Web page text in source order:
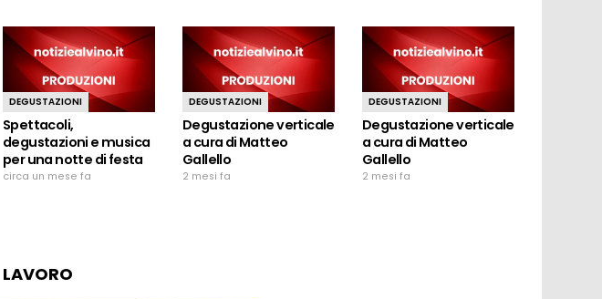
DEGUSTAZIONI
Spettacoli,
degustazioni e musica
per una notte di festa
circa un mese fa
DEGUSTAZIONI
Degustazione verticale
a cura di Matteo
Gallello
2 mesi fa
DEGUSTAZIONI
Degustazione verticale
a cura di Matteo
Gallello
2 mesi fa
LAVORO